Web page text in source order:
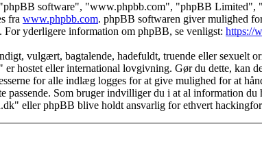
software", "www.phpbb.com", "phpBB Limited",
fra www.phpbb.com. phpBB softwaren giver mulighed
yderligere information om phpBB, se venligst: https://
vulgært, bagtalende, hadefuldt, truende eller sexuelt
hostet eller international lovgivning. Gør du dette, kan
for alle indlæg logges for at give mulighed for at
Som bruger indvilliger du i at al information
eller phpBB blive holdt ansvarlig for ethvert